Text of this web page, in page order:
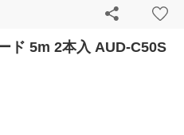
ド 5m 2本入 AUD-C50S